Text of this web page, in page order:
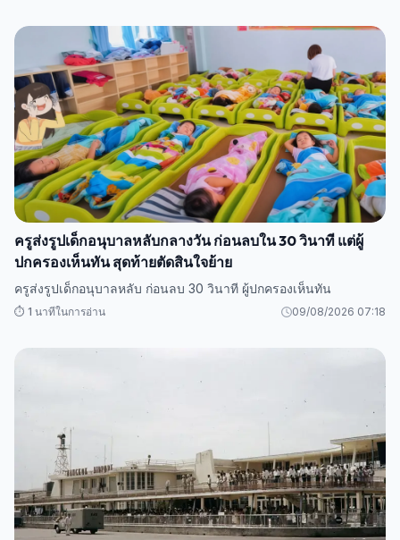
ครูส่งรูปเด็กอนุบาลหลับกลางวัน ก่อนลบใน 30 วินาที แต่ผู้
ปกครองเห็นทัน สุดท้ายตัดสินใจย้าย
ครูส่งรูปเด็กอนุบาลหลับ ก่อนลบ 30 วินาที ผู้ปกครองเห็นทัน
⏱️ 1 นาทีในการอ่าน 09/08/2026 07:18